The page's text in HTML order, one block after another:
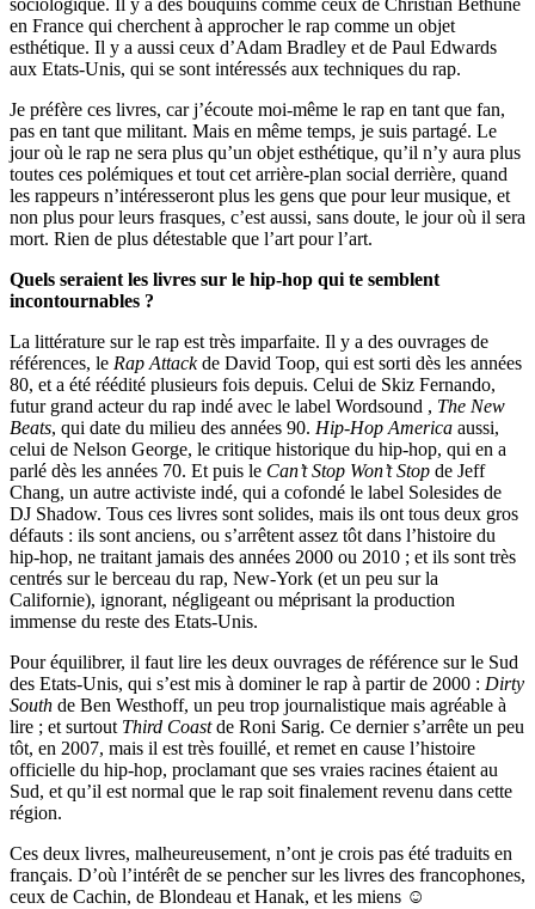
sociologique. Il y a des bouquins comme ceux de Christian Béthune
en France qui cherchent à approcher le rap comme un objet
esthétique. Il y a aussi ceux d’Adam Bradley et de Paul Edwards
aux Etats-Unis, qui se sont intéressés aux techniques du rap.
Je préfère ces livres, car j’écoute moi-même le rap en tant que fan,
pas en tant que militant. Mais en même temps, je suis partagé. Le
jour où le rap ne sera plus qu’un objet esthétique, qu’il n’y aura plus
toutes ces polémiques et tout cet arrière-plan social derrière, quand
les rappeurs n’intéresseront plus les gens que pour leur musique, et
non plus pour leurs frasques, c’est aussi, sans doute, le jour où il sera
mort. Rien de plus détestable que l’art pour l’art.
Quels seraient les livres sur le hip-hop qui te semblent
incontournables ?
La littérature sur le rap est très imparfaite. Il y a des ouvrages de
références, le Rap Attackde David Toop, qui est sorti dès les années
80, et a été réédité plusieurs fois depuis. Celui de Skiz Fernando,
futur grand acteur du rap indé avec le label Wordsound , The New
Beats, qui date du milieu des années 90. Hip-Hop America aussi,
celui de Nelson George, le critique historique du hip-hop, qui en a
parlé dès les années 70. Et puis le Can’t Stop Won’t Stop de Jeff
Chang, un autre activiste indé, qui a cofondé le label Solesides de
DJ Shadow. Tous ces livres sont solides, mais ils ont tous deux gros
défauts : ils sont anciens, ou s’arrêtent assez tôt dans l’histoire du
hip-hop, ne traitant jamais des années 2000 ou 2010 ; et ils sont très
centrés sur le berceau du rap, New-York (et un peu sur la
Californie), ignorant, négligeant ou méprisant la production
immense du reste des Etats-Unis.
Pour équilibrer, il faut lire les deux ouvrages de référence sur le Sud
des Etats-Unis, qui s’est mis à dominer le rap à partir de 2000 : Dirty
South de Ben Westhoff, un peu trop journalistique mais agréable à
lire ; et surtout Third Coastde Roni Sarig. Ce dernier s’arrête un peu
tôt, en 2007, mais il est très fouillé, et remet en cause l’histoire
officielle du hip-hop, proclamant que ses vraies racines étaient au
Sud, et qu’il est normal que le rap soit finalement revenu dans cette
région.
Ces deux livres, malheureusement, n’ont je crois pas été traduits en
français. D’où l’intérêt de se pencher sur les livres des francophones,
ceux de Cachin, de Blondeau et Hanak, et les miens ☺